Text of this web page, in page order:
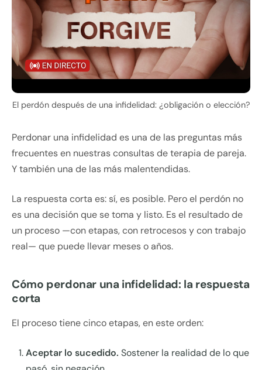
El perdón después de una infidelidad: ¿obligación o elección?
Perdonar una infidelidad es una de las preguntas más
frecuentes en nuestras consultas de terapia de pareja.
Y también una de las más malentendidas.
La respuesta corta es: sí, es posible. Pero el perdón no
es una decisión que se toma y listo. Es el resultado de
un proceso —con etapas, con retrocesos y con trabajo
real— que puede llevar meses o años.
Cómo perdonar una infidelidad: la respuesta
corta
El proceso tiene cinco etapas, en este orden:
Aceptar lo sucedido. Sostener la realidad de lo que